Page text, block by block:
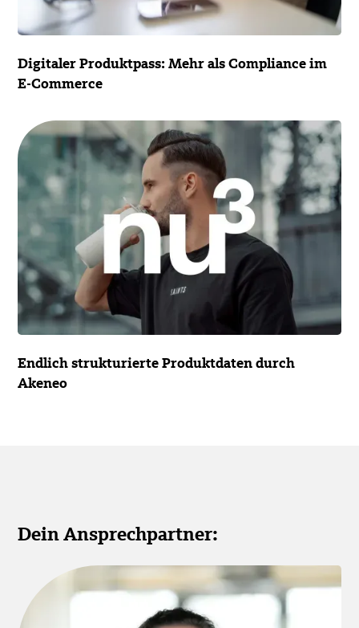
Digitaler Produktpass: Mehr als Compliance im
E-Commerce
Endlich strukturierte Produktdaten durch
Akeneo
Dein Ansprechpartner: